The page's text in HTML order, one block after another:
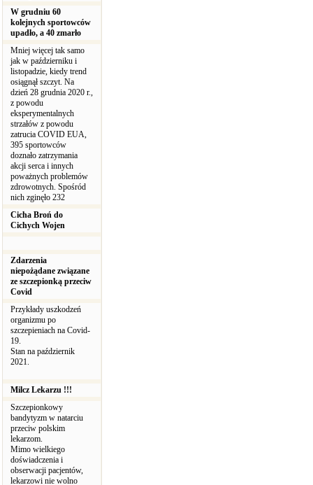
W grudniu 60
kolejnych sportowców
upadło, a 40 zmarło
Mniej więcej tak samo
jak w październiku i
listopadzie, kiedy trend
osiągnął szczyt. Na
dzień 28 grudnia 2020 r.,
z powodu
eksperymentalnych
strzałów z powodu
zatrucia COVID EUA,
395 sportowców
doznało zatrzymania
akcji serca i innych
poważnych problemów
zdrowotnych. Spośród
nich zginęło 232
Cicha Broń do
Cichych Wojen
Zdarzenia
niepożądane związane
ze szczepionką przeciw
Covid
Przykłady uszkodzeń
organizmu po
szczepieniach na Covid-
19.
Stan na październik
2021.
Milcz Lekarzu !!!
Szczepionkowy
bandytyzm w natarciu
przeciw polskim
lekarzom.
Mimo wielkiego
doświadczenia i
obserwacji pacjentów,
lekarzowi nie wolno